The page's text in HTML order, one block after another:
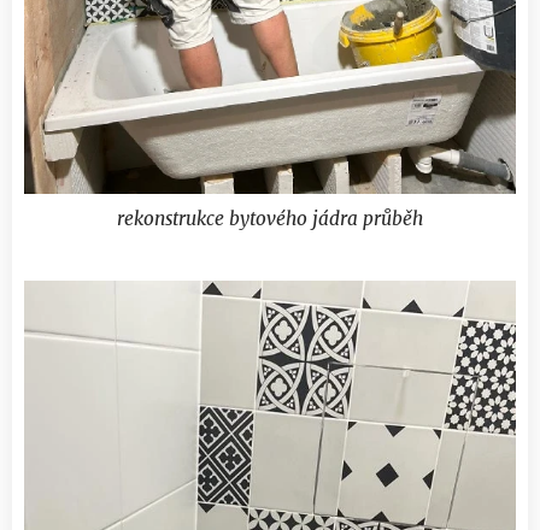
rekonstrukce bytového jádra průběh